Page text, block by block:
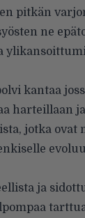
pitkän
ne
kantaa
harteillaan
jotka ovat
ja